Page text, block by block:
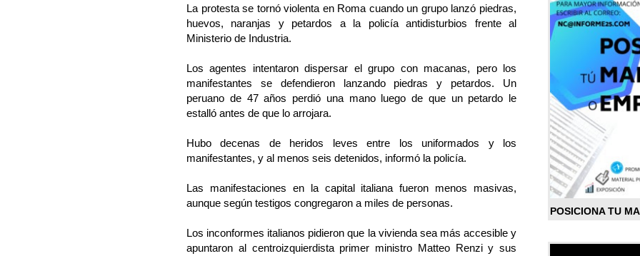
La protesta se tornó violenta en Roma cuando un grupo lanzó piedras,
huevos, naranjas y petardos a la policía antidisturbios frente al
Ministerio de Industria.
Los agentes intentaron dispersar el grupo con macanas, pero los
manifestantes se defendieron lanzando piedras y petardos. Un
peruano de 47 años perdió una mano luego de que un petardo le
estalló antes de que lo arrojara.
Hubo decenas de heridos leves entre los uniformados y los
manifestantes, y al menos seis detenidos, informó la policía.
Las manifestaciones en la capital italiana fueron menos masivas,
aunque según testigos congregaron a miles de personas.
Los inconformes italianos pidieron que la vivienda sea más accesible y
apuntaron al centroizquierdista primer ministro Matteo Renzi y sus
POSICIONA TU